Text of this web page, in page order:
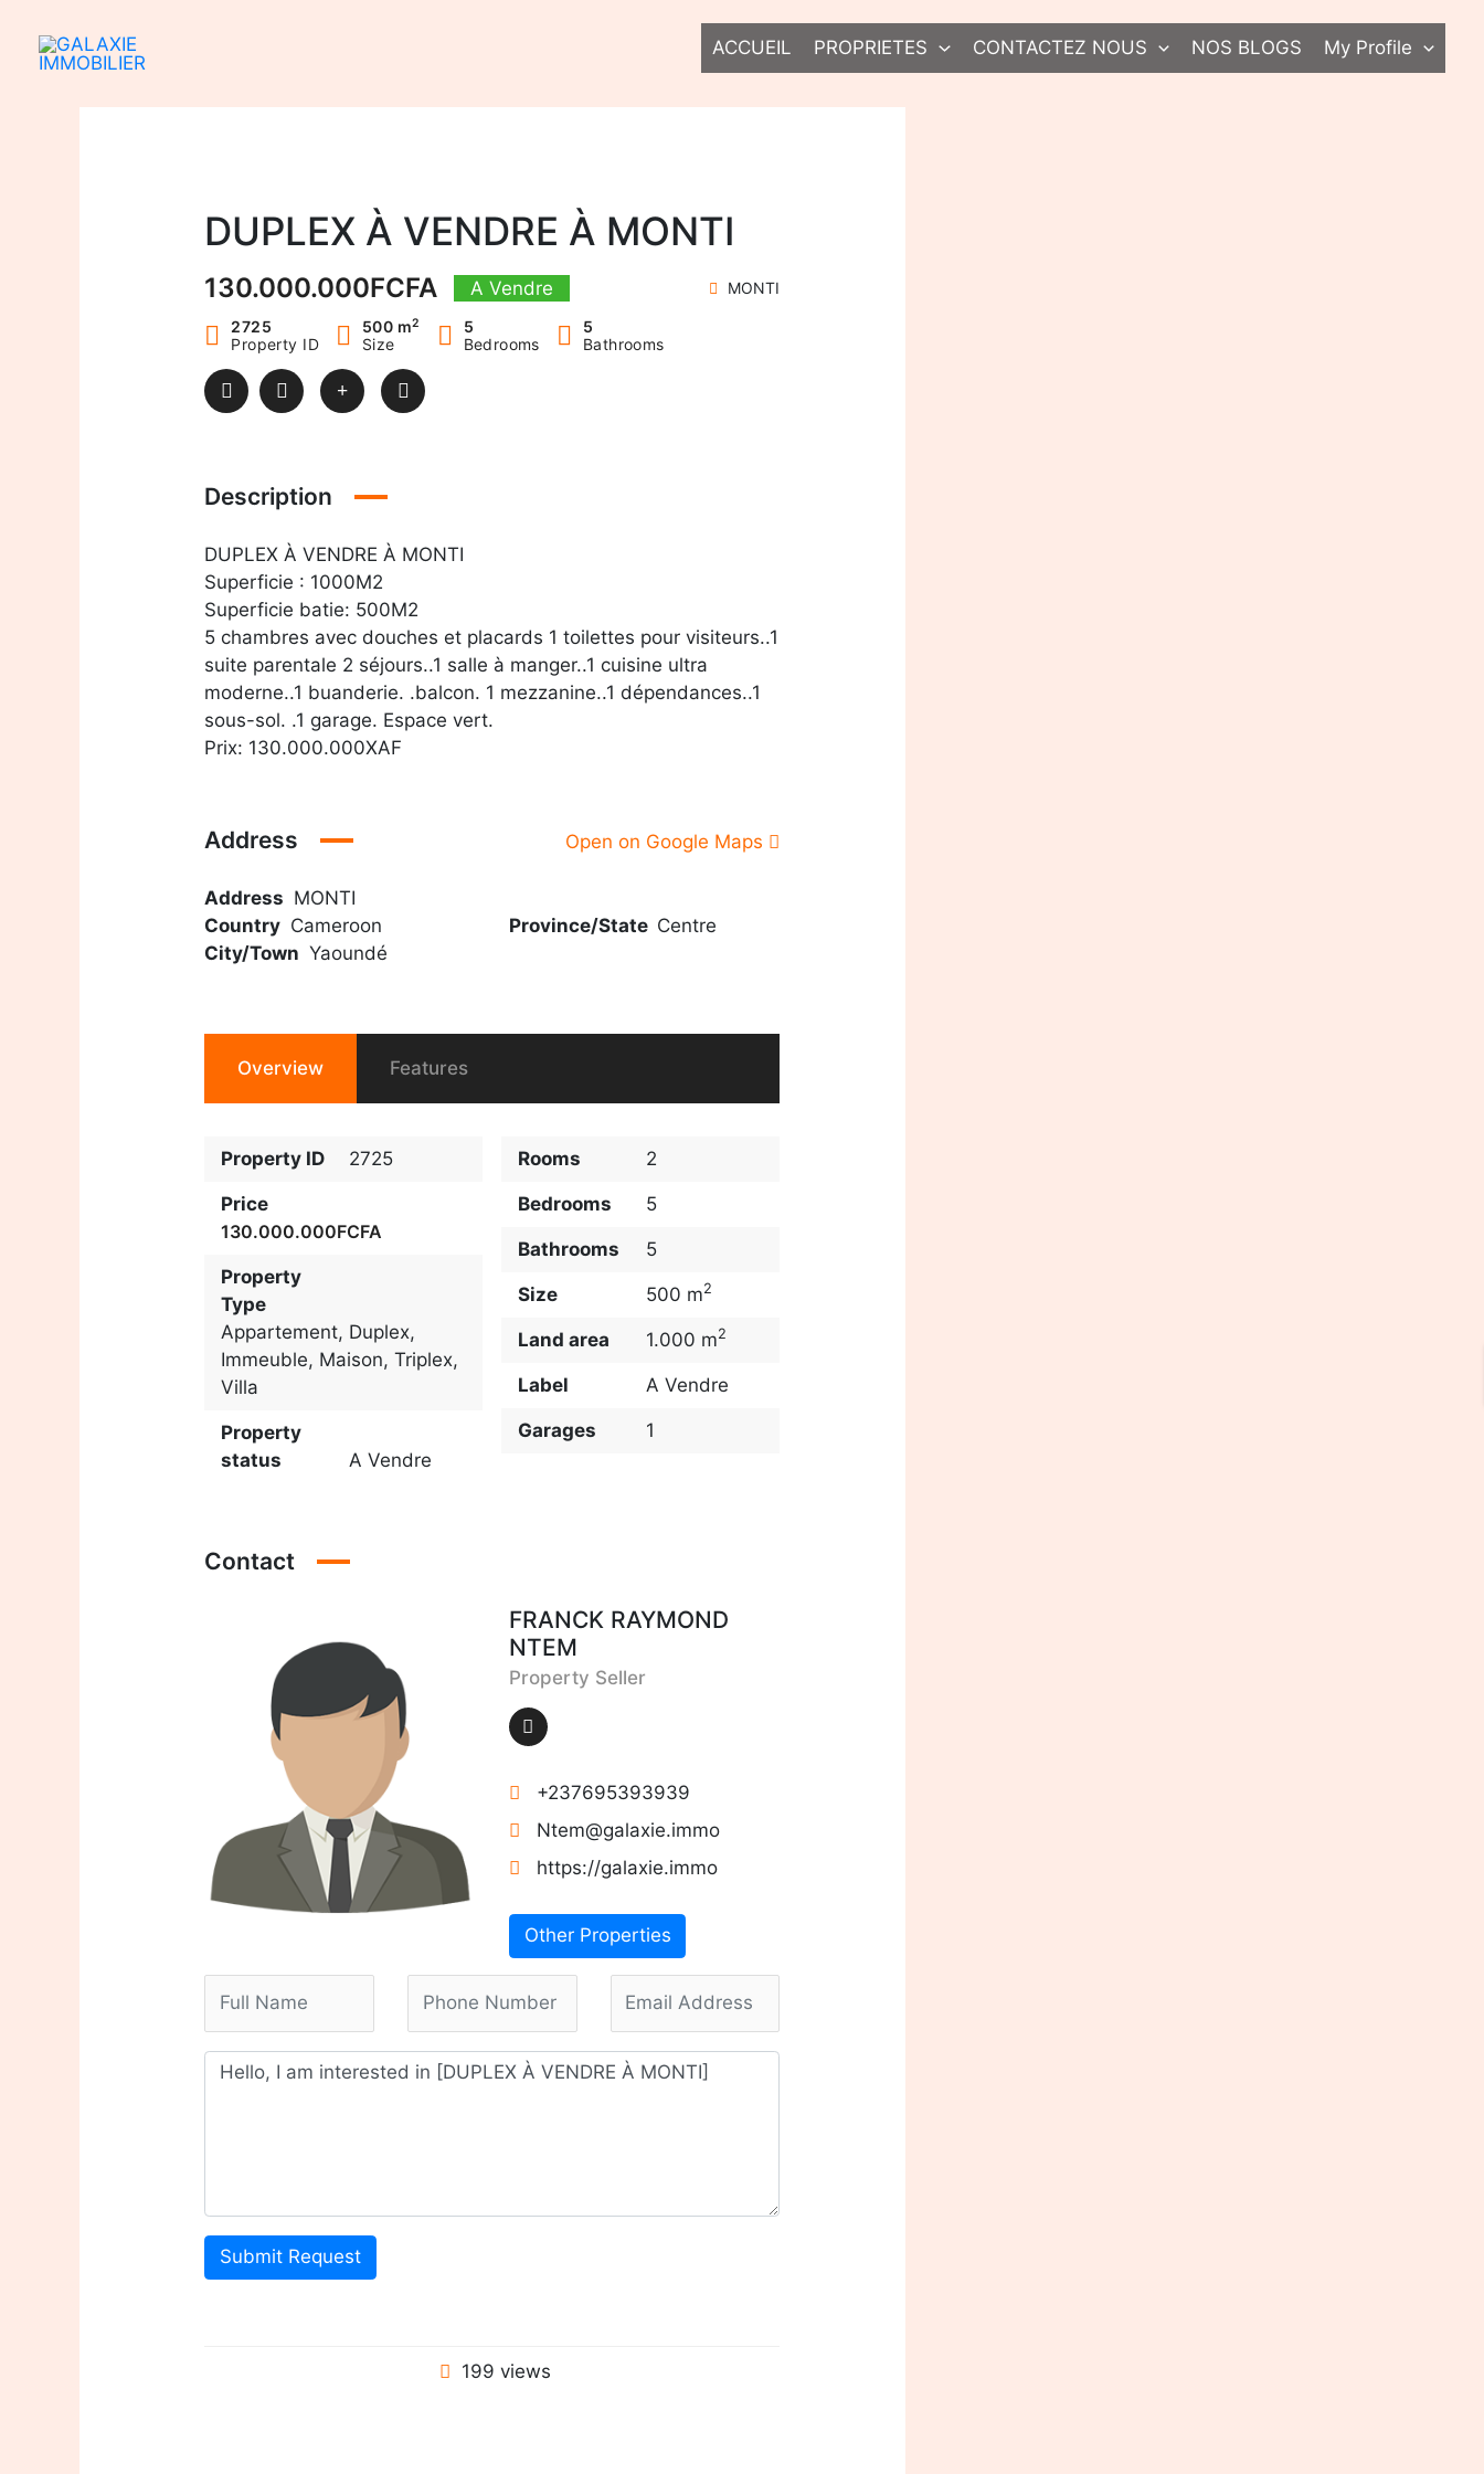
contenu
ACCUEIL PROPRIETES CONTACTEZ NOUS NOS BLOGS My Profile
DUPLEX À VENDRE À MONTI
130.000.000FCFA A Vendre MONTI
2725
Property ID
500 m2
Size
5
Bedrooms
5
Bathrooms
Description
DUPLEX À VENDRE À MONTI
Superficie : 1000M2
Superficie batie: 500M2
5 chambres avec douches et placards 1 toilettes pour visiteurs..1
suite parentale 2 séjours..1 salle à manger..1 cuisine ultra
moderne..1 buanderie. .balcon. 1 mezzanine..1 dépendances..1
sous-sol. .1 garage. Espace vert.
Prix: 130.000.000XAF
Address
Address MONTI
Country Cameroon Province/State Centre
City/Town Yaoundé
Open on Google Maps
Overview Features
Property ID 2725
Price
130.000.000FCFA
Property
Type
Appartement, Duplex,
Immeuble, Maison,Triplex,
Villa
Property
status
A Vendre
Rooms 2
Bedrooms 5
Bathrooms 5
Size 500 m2
Land area 1.000 m2
Label A Vendre
Garages 1
Contact
FRANCK RAYMOND
NTEM
Property Seller
+237695393939
Ntem@galaxie.immo
https://galaxie.immo
Other Properties
Submit Request
199 views